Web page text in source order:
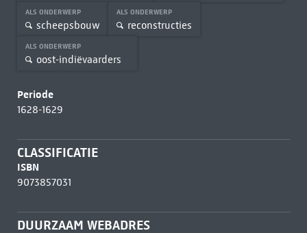
ALS ONDERWERP
scheepsbouw
ALS ONDERWERP
reconstructies
ALS ONDERWERP
oost-indiëvaarders
Periode
1628-1629
CLASSIFICATIE
ISBN
9073857031
DUURZAAM WEBADRES